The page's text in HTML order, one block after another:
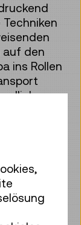
auf den
ins Rollen
die
lerne, wie
des
wir nach: